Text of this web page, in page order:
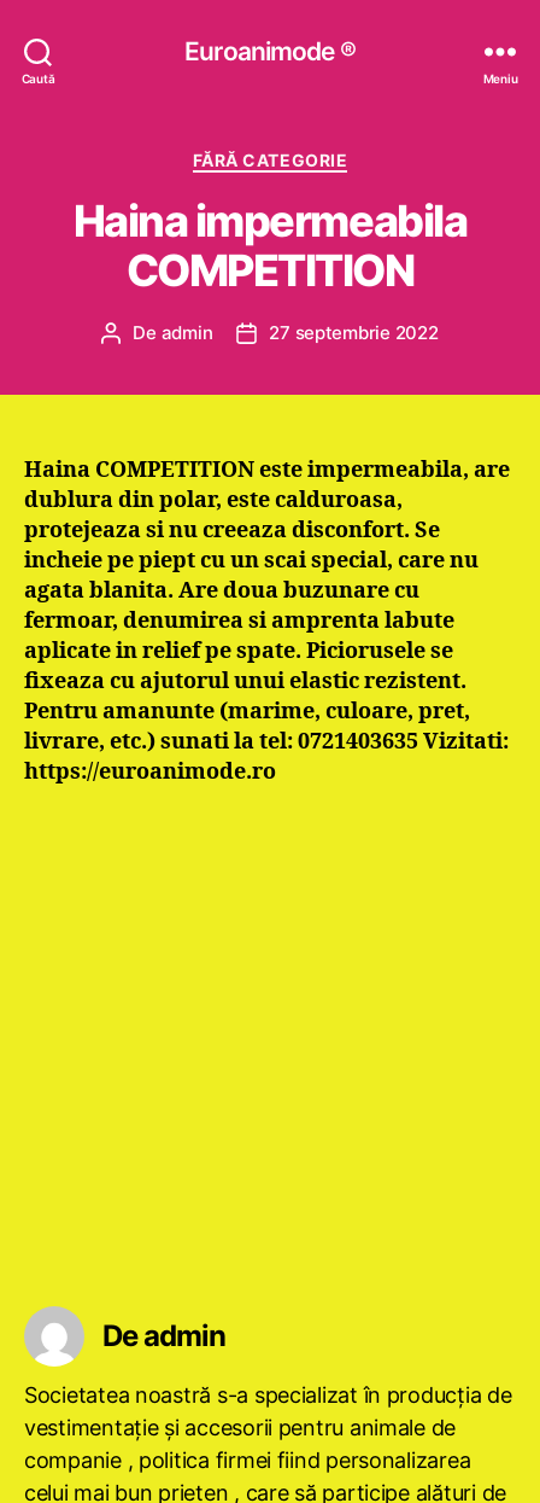
Caută
Euroanimode ®
Meniu
Categorii
FĂRĂ CATEGORIE
Haina impermeabila
COMPETITION
Autor
De admin
Dată27 septembrie 2022
Haina COMPETITION este impermeabila, are
dublura din polar, este calduroasa,
protejeaza si nu creeaza disconfort. Se
incheie pe piept cu un scai special, care nu
agata blanita. Are doua buzunare cu
fermoar, denumirea si amprenta labute
aplicate in relief pe spate. Piciorusele se
fixeaza cu ajutorul unui elastic rezistent.
Pentru amanunte (marime, culoare, pret,
livrare, etc.) sunati la tel: 0721403635 Vizitati:
https://euroanimode.ro
De admin
Societatea noastră s-a specializat în producţia de
vestimentaţie şi accesorii pentru animale de
companie , politica firmei fiind personalizarea
celui mai bun prieten , care să participe alături de